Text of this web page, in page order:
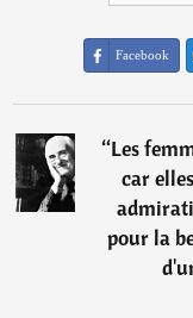
Facebook
“Les
car
pour la